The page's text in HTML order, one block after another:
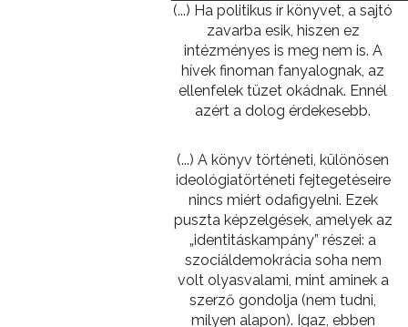
(...) Ha politikus ír könyvet, a sajtó
zavarba esik, hiszen ez
intézményes is meg nem is. A
hívek finoman fanyalognak, az
ellenfelek tüzet okádnak. Ennél
azért a dolog érdekesebb.
(...) A könyv történeti, különösen
ideológiatörténeti fejtegetéseire
nincs miért odafigyelni. Ezek
puszta képzelgések, amelyek az
„identitáskampány” részei: a
szociáldemokrácia soha nem
volt olyasvalami, mint aminek a
szerző gondolja (nem tudni,
milyen alapon). Igaz, ebben